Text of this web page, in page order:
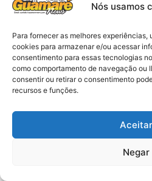
Nós usamos
Para fornecer as melhores experiências,
cookies para armazenar e/ou acessar
consentimento para essas tecnologias
como comportamento de navegação ou
consentir ou retirar o consentimento
recursos e funções.
Aceitar
Negar
Eleições 2026: